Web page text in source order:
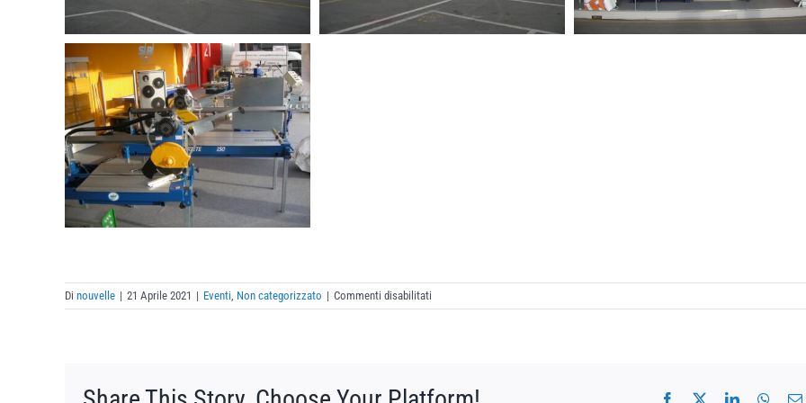
Di nouvelle | 21 Aprile 2021 | Eventi, Non categorizzato | Commenti disabilitati
Cersaie
Facebook LinkedIn